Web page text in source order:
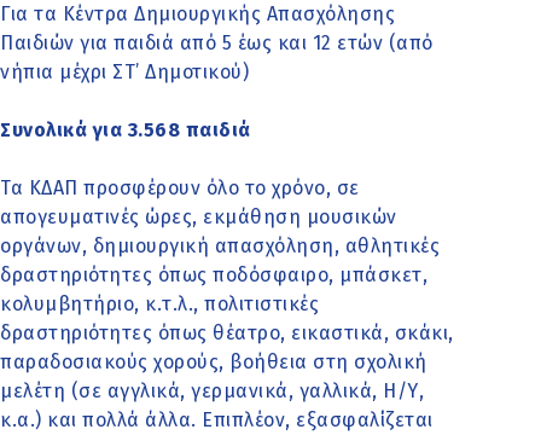
Για τα Κέντρα Δημιουργικής Απασχόλησης
Παιδιών για παιδιά από 5 έως και 12 ετών (από
νήπια μέχρι ΣΤ’ Δημοτικού)
Συνολικά για 3.568 παιδιά
Τα ΚΔΑΠ προσφέρουν όλο το χρόνο, σε
απογευματινές ώρες, εκμάθηση μουσικών
οργάνων, δημιουργική απασχόληση, αθλητικές
δραστηριότητες όπως ποδόσφαιρο, μπάσκετ,
κολυμβητήριο, κ.τ.λ., πολιτιστικές
δραστηριότητες όπως θέατρο, εικαστικά, σκάκι,
παραδοσιακούς χορούς, βοήθεια στη σχολική
μελέτη (σε αγγλικά, γερμανικά, γαλλικά, Η/Υ,
κ.α.) και πολλά άλλα. Επιπλέον, εξασφαλίζεται